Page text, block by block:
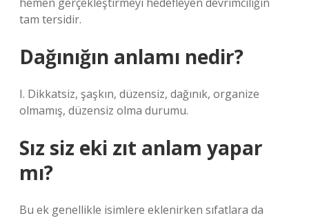
tam tersidir.
Dağınığın anlamı nedir?
I. Dikkatsiz, şaşkın, düzensiz, dağınık, organize
olmamış, düzensiz olma durumu.
Sız siz eki zıt anlam yapar
mı?
Bu ek genellikle isimlere eklenirken sıfatlara da